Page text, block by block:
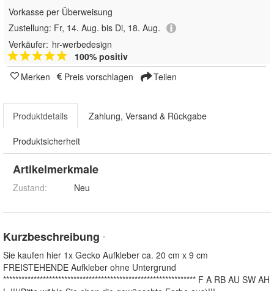
Vorkasse per Überweisung
Zustellung: Fr, 14. Aug. bis Di, 18. Aug.
Verkäufer: hr-werbedesign
100% positiv
Merken
Preis vorschlagen Teilen
Produktdetails Zahlung, Versand & Rückgabe
Produktsicherheit
Artikelmerkmale
Zustand: Neu
Kurzbeschreibung *
Sie kaufen hier 1x Gecko Aufkleber ca. 20 cm x 9 cm
FREISTEHENDE Aufkleber ohne Untergrund
*************************************************************** F A RB AU SW AH